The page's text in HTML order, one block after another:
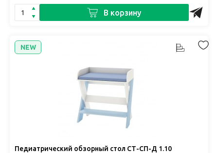
В корзину
NEW
Педиатрический обзорный стол СТ-СП-Д 1.10